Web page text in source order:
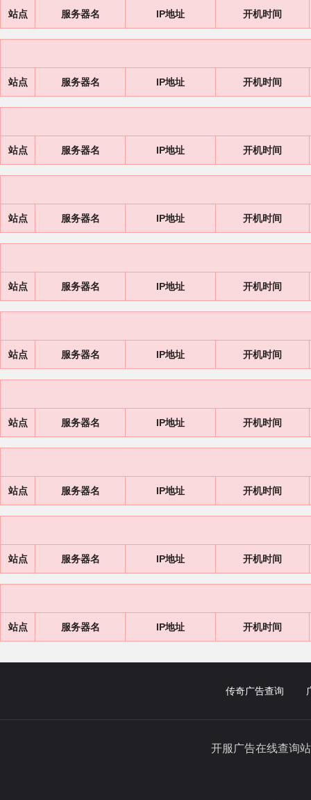
站点 服务器名 IP地址 开机时间
站点 服务器名 IP地址 开机时间
站点 服务器名 IP地址 开机时间
站点 服务器名 IP地址 开机时间
站点 服务器名 IP地址 开机时间
站点 服务器名 IP地址 开机时间
站点 服务器名 IP地址 开机时间
站点 服务器名 IP地址 开机时间
站点 服务器名 IP地址 开机时间
站点 服务器名 IP地址 开机时间
传奇广告查询
开服广告在线查